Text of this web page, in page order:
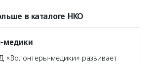
в каталоге НКО
медики
«Волонтеры-медики» развивает